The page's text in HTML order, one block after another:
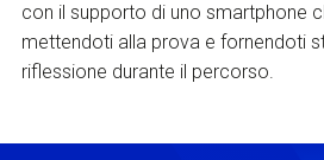
con il supporto di uno smartphone
mettendoti alla prova e fornendoti
riflessione durante il percorso.